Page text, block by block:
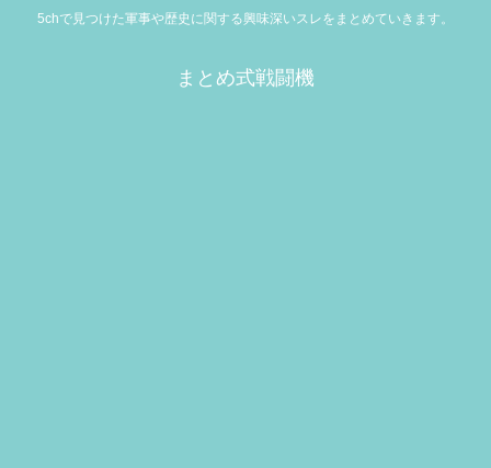
5chで見つけた軍事や歴史に関する興味深いスレをまとめていきます。
まとめ式戦闘機